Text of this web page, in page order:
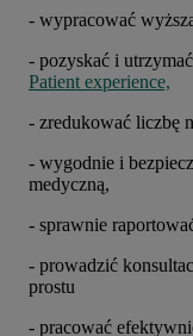
- wypracować
- pozyskać i
Patient experience,
- zredukować liczbę
- wygodnie i
medyczną,
- sprawnie
- prowadzić
prostu
- pracować